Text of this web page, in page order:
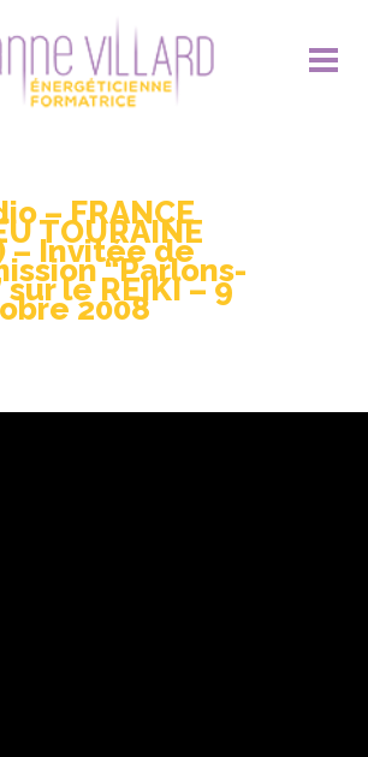
– FRANCE
TOURAINE
– Invitée de
“Parlons-
sur le REIKI – 9
2008